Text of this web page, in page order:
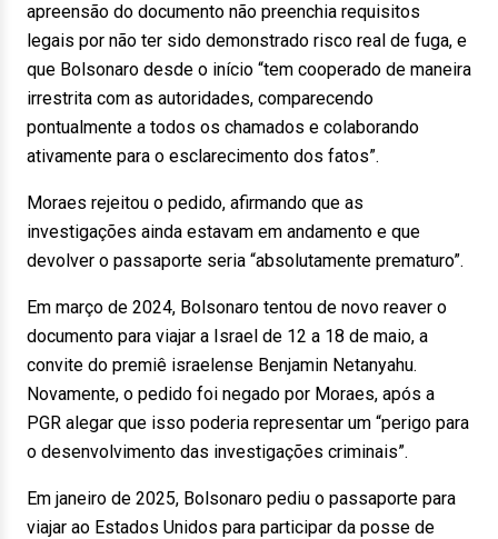
apreensão do documento não preenchia requisitos
legais por não ter sido demonstrado risco real de fuga, e
que Bolsonaro desde o início “tem cooperado de maneira
irrestrita com as autoridades, comparecendo
pontualmente a todos os chamados e colaborando
ativamente para o esclarecimento dos fatos”.
Moraes rejeitou o pedido, afirmando que as
investigações ainda estavam em andamento e que
devolver o passaporte seria “absolutamente prematuro”.
Em março de 2024, Bolsonaro tentou de novo reaver o
documento para viajar a Israel de 12 a 18 de maio, a
convite do premiê israelense Benjamin Netanyahu.
Novamente, o pedido foi negado por Moraes, após a
PGR alegar que isso poderia representar um “perigo para
o desenvolvimento das investigações criminais”.
Em janeiro de 2025, Bolsonaro pediu o passaporte para
viajar ao Estados Unidos para participar da posse de